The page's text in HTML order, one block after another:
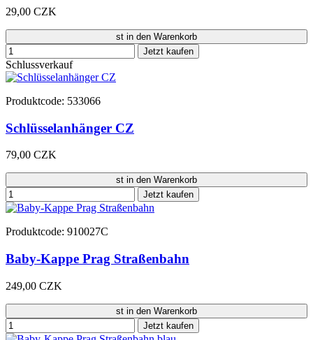
29,00 CZK
st in den Warenkorb
Jetzt kaufen
Schlussverkauf
Produktcode: 533066
Schlüsselanhänger CZ
79,00 CZK
st in den Warenkorb
Jetzt kaufen
Produktcode: 910027C
Baby-Kappe Prag Straßenbahn
249,00 CZK
st in den Warenkorb
Jetzt kaufen